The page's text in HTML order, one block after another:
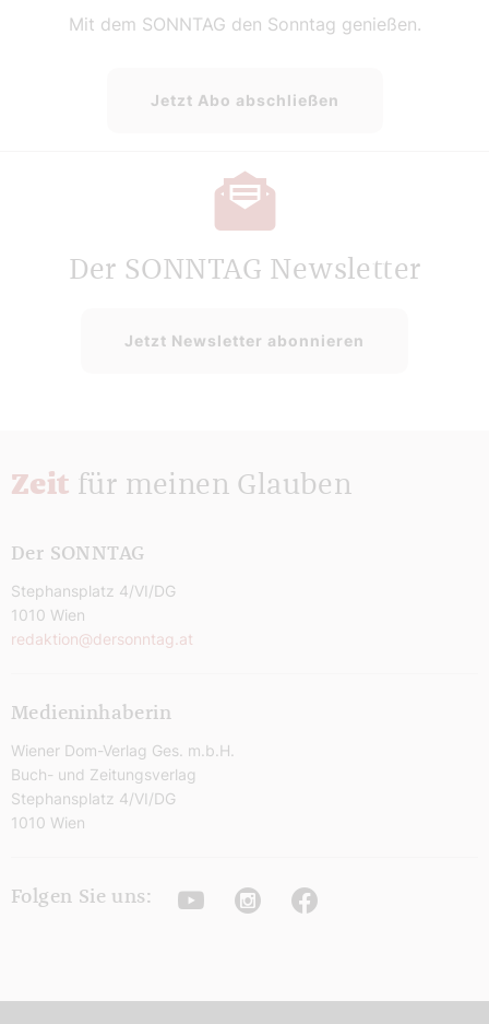
Mit dem SONNTAG den Sonntag genießen.
Jetzt Abo abschließen
Der SONNTAG Newsletter
Jetzt Newsletter abonnieren
Zeit für meinen Glauben
Der SONNTAG
Stephansplatz 4/VI/DG
1010 Wien
redaktion@dersonntag.at
Medieninhaberin
Wiener Dom-Verlag Ges. m.b.H.
Buch- und Zeitungsverlag
Stephansplatz 4/VI/DG
1010 Wien
Folgen Sie uns: YoutubeInstagramFacebook